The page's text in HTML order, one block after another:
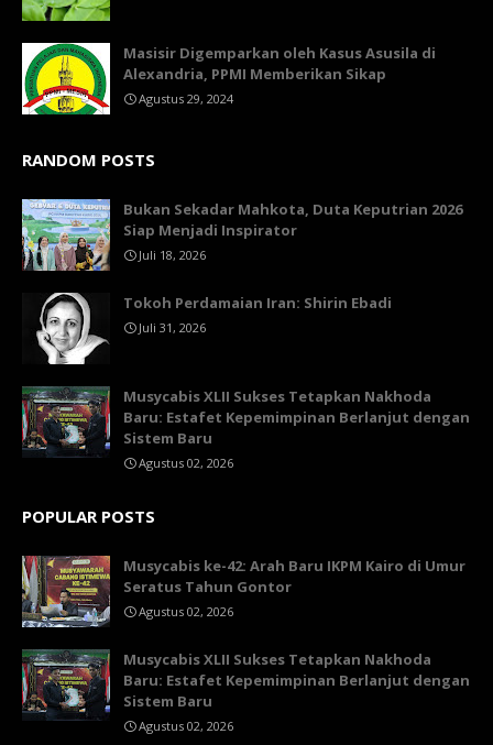
Masisir Digemparkan oleh Kasus Asusila di
Alexandria, PPMI Memberikan Sikap
Agustus 29, 2024
RANDOM POSTS
Bukan Sekadar Mahkota, Duta Keputrian 2026
Siap Menjadi Inspirator
Juli 18, 2026
Tokoh Perdamaian Iran: Shirin Ebadi
Juli 31, 2026
Musycabis XLII Sukses Tetapkan Nakhoda
Baru: Estafet Kepemimpinan Berlanjut dengan
Sistem Baru
Agustus 02, 2026
POPULAR POSTS
Musycabis ke-42: Arah Baru IKPM Kairo di Umur
Seratus Tahun Gontor
Agustus 02, 2026
Musycabis XLII Sukses Tetapkan Nakhoda
Baru: Estafet Kepemimpinan Berlanjut dengan
Sistem Baru
Agustus 02, 2026